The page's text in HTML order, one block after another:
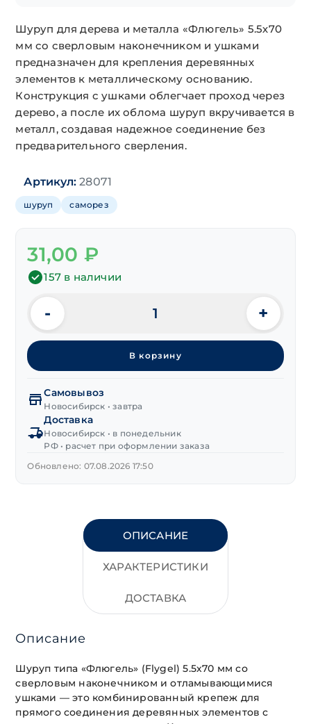
Шуруп для дерева и металла «Флюгель» 5.5х70
мм со сверловым наконечником и ушками
предназначен для крепления деревянных
элементов к металлическому основанию.
Конструкция с ушками облегчает проход через
дерево, а после их облома шуруп вкручивается в
металл, создавая надежное соединение без
предварительного сверления.
Артикул: 28071
шуруп саморез
31,00 ₽
157 в наличии
Количество
товара
Шуруп
дерево/
сверло
с
ушками
5,5х70 мм
- +
В корзину
Самовывоз
Новосибирск • завтра
Доставка
Новосибирск • в понедельник
РФ • расчет при оформлении заказа
Обновлено: 07.08.2026 17:50
ОПИСАНИЕ
ХАРАКТЕРИСТИКИ
ДОСТАВКА
Описание
Шуруп типа «Флюгель» (Flygel) 5.5х70 мм со
сверловым наконечником и отламывающимися
ушками — это комбинированный крепеж для
прямого соединения деревянных элементов с